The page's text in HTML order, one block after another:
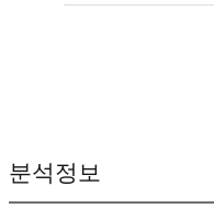
분석정보